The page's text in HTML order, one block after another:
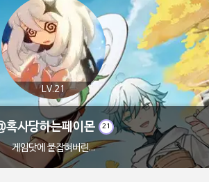
LV.21
혹사당하는페이몬 21
게임닷에 붙잡혀버린...